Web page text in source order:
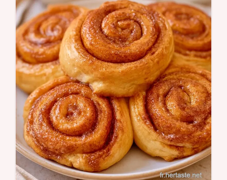
le rôle de chaque ingrédient pour adapter la
recette à vos goûts.